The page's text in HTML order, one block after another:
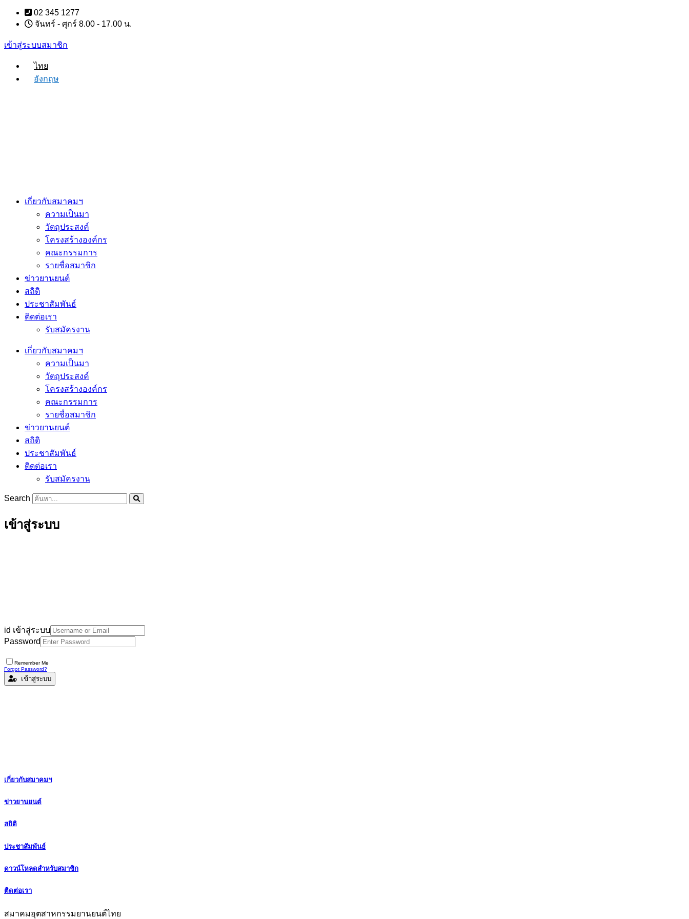
Skip
content
02 345 1277
จันทร์ - ศุกร์ 8.00 - 17.00 น.
เข้าสู่ระบบสมาชิก
ไทย
อังกฤษ
เกี่ยวกับสมาคมฯ
ความเป็นมา
วัตถุประสงค์
โครงสร้างองค์กร
คณะกรรมการ
รายชื่อสมาชิก
ข่าวยานยนต์
สถิติ
ประชาสัมพันธ์
ติดต่อเรา
รับสมัครงาน
เกี่ยวกับสมาคมฯ
ความเป็นมา
วัตถุประสงค์
โครงสร้างองค์กร
คณะกรรมการ
รายชื่อสมาชิก
ข่าวยานยนต์
สถิติ
ประชาสัมพันธ์
ติดต่อเรา
รับสมัครงาน
Search
เข้าสู่ระบบ
id เข้าสู่ระบบ
Password
Remember Me
Forgot Password?
เข้าสู่ระบบ
เกี่ยวกับสมาคมฯ
ข่าวยานยนต์
สถิติ
ประชาสัมพันธ์
ดาวน์โหลดสำหรับสมาชิก
ติดต่อเรา
สมาคมอุตสาหกรรมยานยนต์ไทย